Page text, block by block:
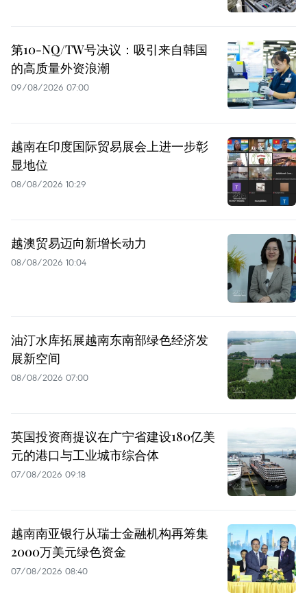
第10-NQ/TW号决议：吸引来自韩国
的高质量外资浪潮
09/08/2026 07:00
越南在印度国际贸易展会上进一步彰
显地位
08/08/2026 10:29
越澳贸易迈向新增长动力
08/08/2026 10:04
油汀水库拓展越南东南部绿色经济发
展新空间
08/08/2026 07:00
英国投资商提议在广宁省建设180亿美
元的港口与工业城市综合体
07/08/2026 09:18
越南南亚银行从瑞士金融机构再筹集
2000万美元绿色资金
07/08/2026 08:40